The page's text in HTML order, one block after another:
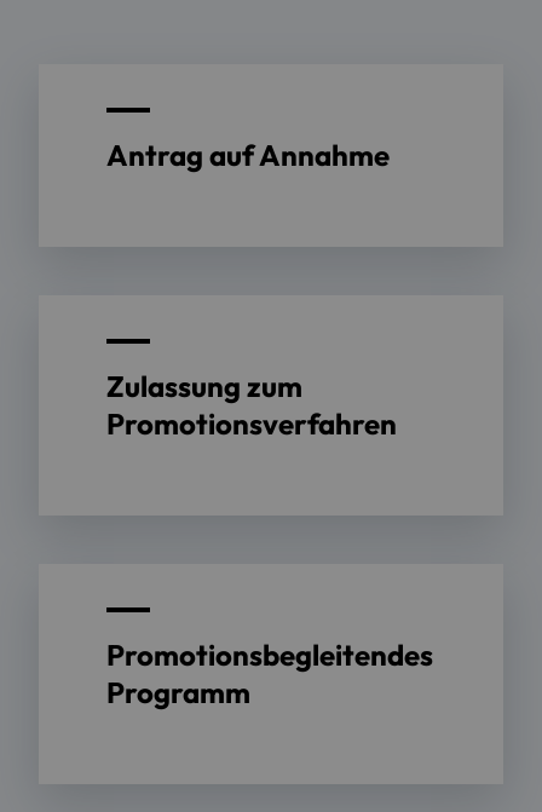
Antrag auf Annahme
Zulassung zum
Promotionsverfahren
Promotionsbegleitendes
Programm